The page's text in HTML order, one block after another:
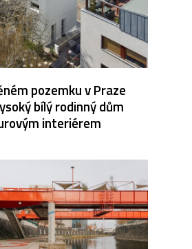
pozemku v Praze
bílý rodinný dům
interiérem